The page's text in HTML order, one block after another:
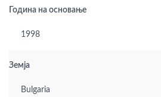
Година на основање
1998
Земја
Bulgaria